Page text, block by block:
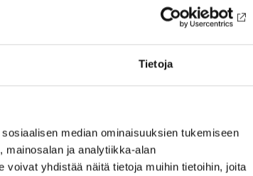
Tietoja
median ominaisuuksien tukemiseen
mainosalan ja analytiikka-alan
yhdistää näitä tietoja muihin tietoihin, joita
LAPSET & NUORET 13 kesä 2026